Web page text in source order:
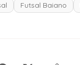
Futsal Baiano